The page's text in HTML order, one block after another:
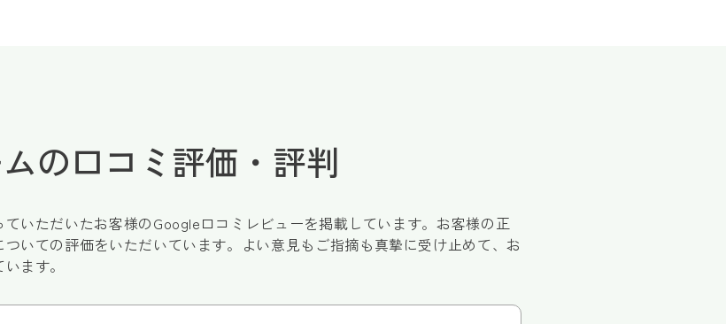
の口コミ評価・評判
いただいたお客様のGoogle口コミレビューを掲載しています。お客様の正
いての評価をいただいています。よい意見もご指摘も真摯に受け止めて、お
ます。